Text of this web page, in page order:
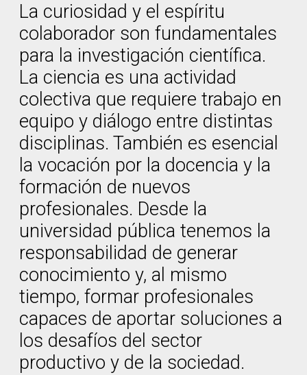
La curiosidad y el espíritu
colaborador son fundamentales
para la investigación científica.
La ciencia es una actividad
colectiva que requiere trabajo en
equipo y diálogo entre distintas
disciplinas. También es esencial
la vocación por la docencia y la
formación de nuevos
profesionales. Desde la
universidad pública tenemos la
responsabilidad de generar
conocimiento y, al mismo
tiempo, formar profesionales
capaces de aportar soluciones a
los desafíos del sector
productivo y de la sociedad.